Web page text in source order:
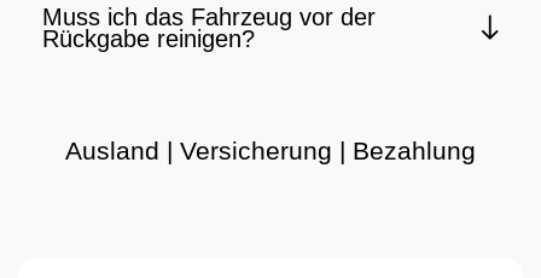
Muss ich das Fahrzeug vor der
Rückgabe reinigen?
Ausland | Versicherung | Bezahlung